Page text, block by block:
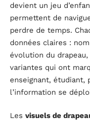
devient un jeu
permettent de
perdre de temps.
données claires :
évolution du
variantes qui ont
enseignant, étudiant,
l’information se
Les visuels de